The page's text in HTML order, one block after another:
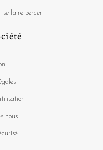
se faire percer
nous